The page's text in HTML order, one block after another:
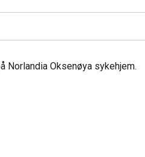
Norlandia Oksenøya sykehjem.